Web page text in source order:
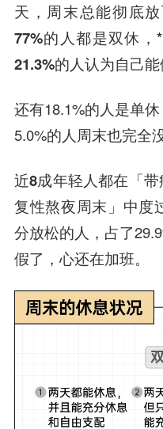
天，周末总能彻底
77%的人都是双休
21.3%的人认为自己
还有18.1%的人是单
5.0%的人周末也完全
近8成年轻人都在「
复性熬夜周末」中度
分放松的人，占了
假了，心还在加班。